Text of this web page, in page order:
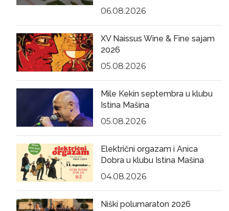
06.08.2026
XV Naissus Wine & Fine sajam
2026
05.08.2026
Mile Kekin septembra u klubu
Istina Mašina
05.08.2026
Električni orgazam i Anica
Dobra u klubu Istina Mašina
04.08.2026
Niški polumaraton 2026